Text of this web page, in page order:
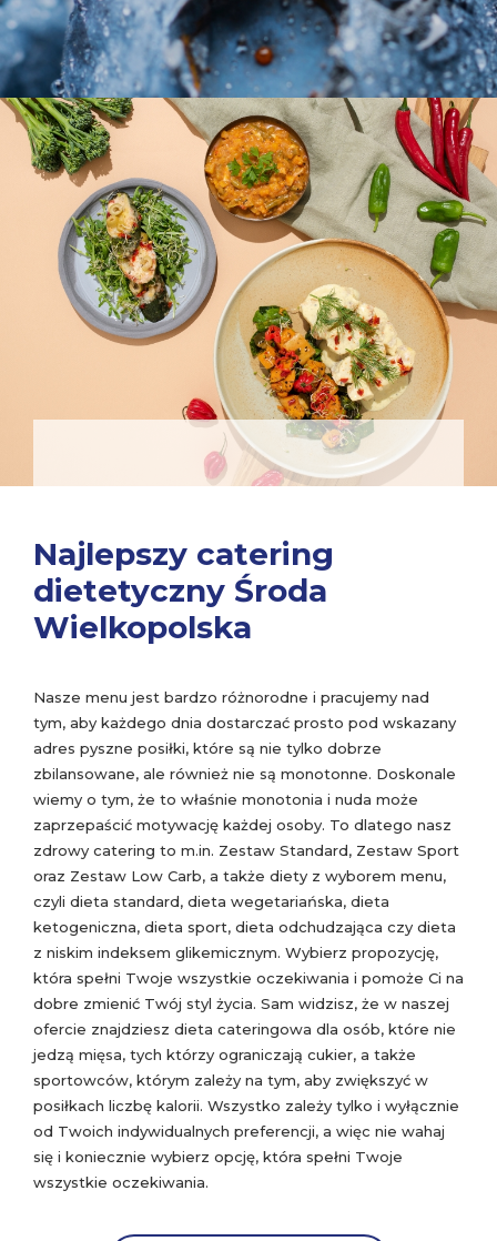
Najlepszy catering
dietetyczny Środa
Wielkopolska
Nasze menu jest bardzo różnorodne i pracujemy nad
tym, aby każdego dnia dostarczać prosto pod wskazany
adres pyszne posiłki, które są nie tylko dobrze
zbilansowane, ale również nie są monotonne. Doskonale
wiemy o tym, że to właśnie monotonia i nuda może
zaprzepaścić motywację każdej osoby. To dlatego nasz
zdrowy catering to m.in. Zestaw Standard, Zestaw Sport
oraz Zestaw Low Carb, a także diety z wyborem menu,
czyli dieta standard, dieta wegetariańska, dieta
ketogeniczna, dieta sport, dieta odchudzająca czy dieta
z niskim indeksem glikemicznym. Wybierz propozycję,
która spełni Twoje wszystkie oczekiwania i pomoże Ci na
dobre zmienić Twój styl życia. Sam widzisz, że w naszej
ofercie znajdziesz dieta cateringowa dla osób, które nie
jedzą mięsa, tych którzy ograniczają cukier, a także
sportowców, którym zależy na tym, aby zwiększyć w
posiłkach liczbę kalorii. Wszystko zależy tylko i wyłącznie
od Twoich indywidualnych preferencji, a więc nie wahaj
się i koniecznie wybierz opcję, która spełni Twoje
wszystkie oczekiwania.